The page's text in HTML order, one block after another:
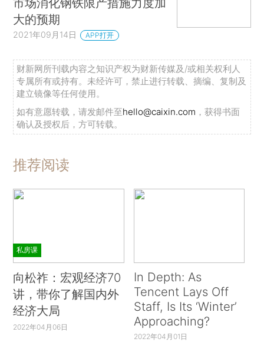
大的预期
2021年09月14日 APP打开
财新网所刊载内容之知识产权为财新传媒及/或相关权利人
专属所有或持有。未经许可，禁止进行转载、摘编、复制及
建立镜像等任何使用。
如有意愿转载，请发邮件至hello@caixin.com ，获得书面
确认及授权后，方可转载。
推荐阅读
私房课
向松祚：宏观经济70
讲，带你了解国内外
经济大局
2022年04月06日
In Depth: As
Tencent Lays Off
Staff, Is Its ‘Winter’
Approaching?
2022年04月01日